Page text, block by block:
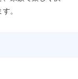
。